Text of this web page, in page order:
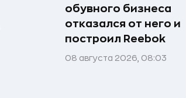
обувного бизнеса
отказался от него и
построил Reebok
08 августа 2026, 08:03